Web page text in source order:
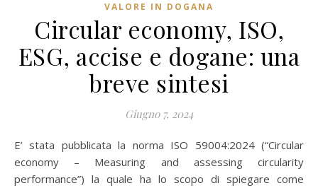
VALORE IN DOGANA
Circular economy, ISO,
ESG, accise e dogane: una
breve sintesi
Giugno 7, 2024
E’ stata pubblicata la norma ISO 59004:2024 (“Circular
economy – Measuring and assessing circularity
performance”) la quale ha lo scopo di spiegare come